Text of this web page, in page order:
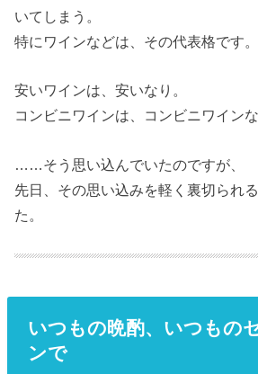
いてしまう。
特にワインなどは、その代表格です。
安いワインは、安いなり。
コンビニワインは、コンビニワインな
……そう思い込んでいたのですが、
先日、その思い込みを軽く裏切られ
た。
いつもの晩酌、いつもの
ンで